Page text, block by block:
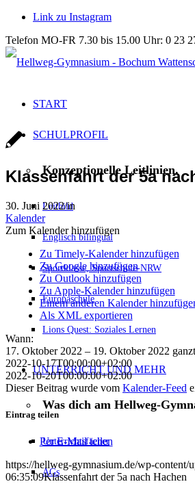
Link zu Instagram
Telefon MO-FR 7.30 bis 15.00 Uhr: 0 23
START
SCHULPROFIL
Konzeptionelle Leitlinien.
Leitbild
Englisch bilingual
Sportklasse, Sportschule-NRW
Europaschule
Lions Quest: Soziales Lernen
UNTERRICHT UND MEHR
Was dich am Hellweg-
Unterrichtsfächer
AGs
Klassenfahrt der 5a
30. Juni 2022/in
Kalender
Zum Kalender hinzufügen
Zu Timely-Kalender hinzufügen
Zu Google hinzufügen
Zu Outlook hinzufügen
Zu Apple-Kalender hinzufügen
Einem anderen Kalender
Als XML exportieren
Wann:
17. Oktober 2022 – 19. Oktober 2022
2022-10-17T00:00:00+02:00
2022-10-20T00:00:00+02:00
Dieser Beitrag wurde vom Kalender-Feed
Eintrag teilen
Per E-Mail teilen
https://hellweg-gymnasium.de/wp-content/
06:35:09Klassenfahrt der 5a nach Hachen